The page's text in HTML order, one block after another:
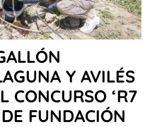
Y AVILÉS
CONCURSO ‘R7
FUNDACIÓN